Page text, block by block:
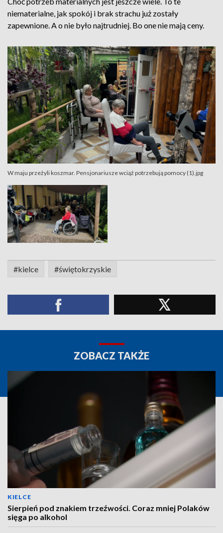
niematerialne, jak spokój i brak strachu już zostały
zapewnione. A o nie było najtrudniej. Bo one nie mają ceny.
W maju przeżyli koszmar. Pensjonariusze wciąż potrzebują pomocy (1).jpg
#kielce #świętokrzyskie
ZOBACZ TAKŻE
KIELCE
Sierpień pod znakiem trzeźwości. Coraz mniej Polaków
sięga po alkohol